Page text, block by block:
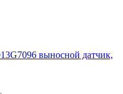
выносной датчик,